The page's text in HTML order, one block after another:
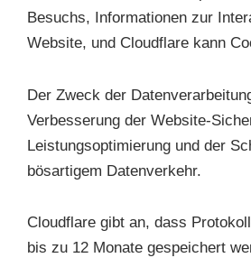
Besuchs, Informationen zur
Website, und Cloudflare kann
Der Zweck der
Verbesserung der Website-
Leistungsoptimierung und der
bösartigem Datenverkehr.
Cloudflare gibt an, dass
bis zu 12 Monate gespeichert